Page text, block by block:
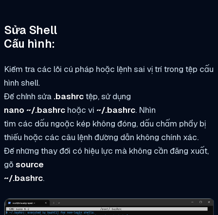
Sửa Shell
Cấu hình:
Kiểm tra các lỗi cú pháp hoặc lệnh sai vị trí trong tệp cấu
hình shell.
Để chỉnh sửa .bashrctệp, sử dụng
nano ~/.bashrc hoặc vi ~/.bashrc. Nhìn
tìm các dấu ngoặc kép không đóng, dấu chấm phẩy bị
thiếu hoặc các câu lệnh đường dẫn không chính xác.
Để những thay đổi có hiệu lực mà không cần đăng xuất,
gõ source
~/.bashrc.